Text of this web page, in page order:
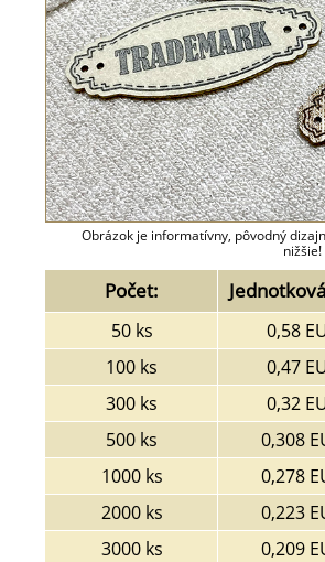
Obrázok je informatívny, pôvodný
nižšie!
Počet:
50 ks 0,58
100 ks
0,47
300 ks
0,32
500 ks
0,308
1000 ks
0,278
2000 ks
0,223
3000 ks
0,209